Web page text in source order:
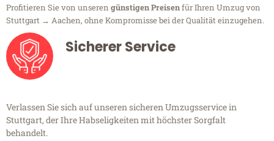
Profitieren Sie von unseren günstigen Preisenfür Ihren Umzug von
Stuttgart → Aachen, ohne Kompromisse bei der Qualität einzugehen.
Sicherer Service
Verlassen Sie sich auf unseren sicheren Umzugsservice in
Stuttgart, der Ihre Habseligkeiten mit höchster Sorgfalt
behandelt.